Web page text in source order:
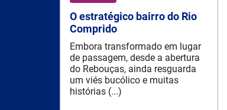
O estratégico bairro do Rio
Comprido
Embora transformado em lugar
de passagem, desde a abertura
do Rebouças, ainda resguarda
um viés bucólico e muitas
histórias (...)